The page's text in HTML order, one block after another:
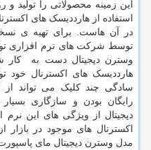
این زمینه محصولاتی را تولید و
استفاده از هارددیسک های
در آن هاست. برای تهیه ی
توسط شرکت های نرم افزاری
وسترن دیجیتال دست به کار
هارددیسک های اکسترنال خود
سادگی چند کلیک می تواند از
رایگان بودن و سازگاری
دیجیتال از ویژگی های این
اکسترنال های موجود در بازار
مدل وسترن دیجیتال مای پاسپورت 2 ترابایت اشاره